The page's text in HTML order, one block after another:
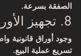
الصفقة بسرعة.
8. تجهيز الأوراق القانونية
وجود أوراق قانونية
تسريع عملية البيع.